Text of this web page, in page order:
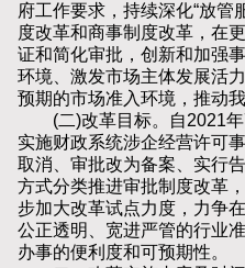
府工作要求，持续深化“放管
度改革和商事制度改革，在
证和简化审批，创新和加强
环境、激发市场主体发展活
预期的市场准入环境，推动
(二)改革目标。自2021年
实施财政系统涉企经营许可
取消、审批改为备案、实行
方式分类推进审批制度改革
步加大改革试点力度，力争
公正透明、宽进严管的行业
办事的便利度和可预期性。